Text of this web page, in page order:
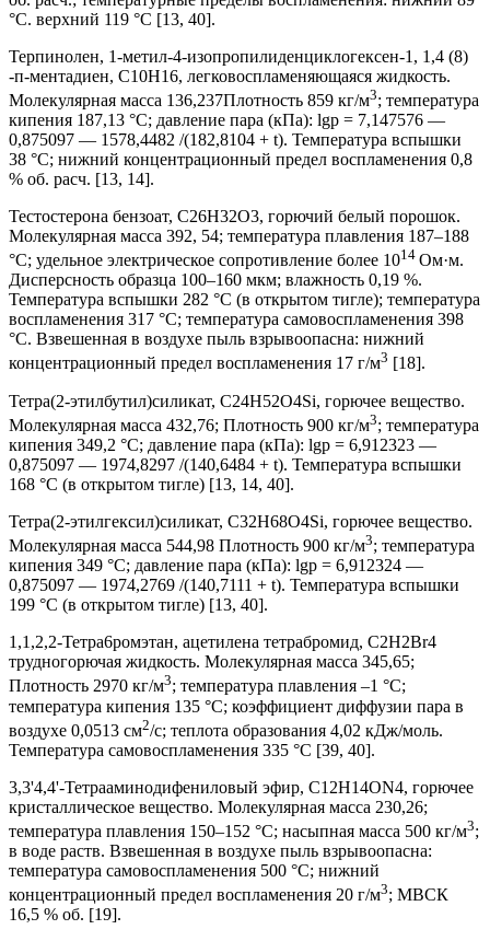
°С. верхний 119 °С [13, 40].
Терпинолен, 1-метил-4-изопропилиденциклогексен-1, 1,4 (8)
-п-ментадиен, C10H16, легковоспламеняющаяся жидкость.
Молекулярная масса 136,237Плотность 859 кг/м3; температура
кипения 187,13 °С; давление пара (кПа): lgp = 7,147576 —
0,875097 — 1578,4482 /(182,8104 + t). Температура вспышки
38 °С; нижний концентрационный предел воспламенения 0,8
% об. расч. [13, 14].
Тестостерона бензоат, C26H32O3, горючий белый порошок.
Молекулярная масса 392, 54; температура плавления 187–188
°С; удельное электрическое сопротивление более 1014 Ом·м.
Дисперсность образца 100–160 мкм; влажность 0,19 %.
Температура вспышки 282 °С (в открытом тигле); температура
воспламенения 317 °С; температура самовоспламенения 398
°С. Взвешенная в воздухе пыль взрывоопасна: нижний
концентрационный предел воспламенения 17 г/м3 [18].
Тетра(2-этилбутил)силикат, C24H52O4Si, горючее вещество.
Молекулярная масса 432,76; Плотность 900 кг/м3; температура
кипения 349,2 °С; давление пара (кПа): lgp = 6,912323 —
0,875097 — 1974,8297 /(140,6484 + t). Температура вспышки
168 °С (в открытом тигле) [13, 14, 40].
Тетра(2-этилгексил)силикат, C32H68O4Si, горючее вещество.
Молекулярная масса 544,98 Плотность 900 кг/м3; температура
кипения 349 °С; давление пара (кПа): lgp = 6,912324 —
0,875097 — 1974,2769 /(140,7111 + t). Температура вспышки
199 °С (в открытом тигле) [13, 40].
1,1,2,2-Тетра6ромэтан, ацетилена тетрабромид, C2H2Br4
трудногорючая жидкость. Молекулярная масса 345,65;
Плотность 2970 кг/м3; температура плавления –1 °С;
температура кипения 135 °С; коэффициент диффузии пара в
воздухе 0,0513 см2/с; теплота образования 4,02 кДж/моль.
Температура самовоспламенения 335 °С [39, 40].
3,3'4,4'-Тетрааминодифениловый эфир, C12H14ON4, горючее
кристаллическое вещество. Молекулярная масса 230,26;
температура плавления 150–152 °С; насыпная масса 500 кг/м3;
в воде раств. Взвешенная в воздухе пыль взрывоопасна:
температура самовоспламенения 500 °С; нижний
концентрационный предел воспламенения 20 г/м3; МВСК
16,5 % об. [19].